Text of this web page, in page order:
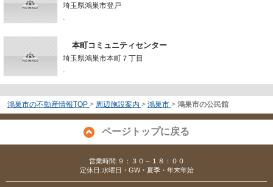
埼玉県鴻巣市登戸
-
本町コミュニティセンター
埼玉県鴻巣市本町７丁目
-
鴻巣市の不動産情報TOP > 周辺施設案内 > 鴻巣市 > 鴻巣市の公民館
ページトップに戻る
営業時間:９：３０～１８：００
定休日:水曜日・GW・夏季・年末年始